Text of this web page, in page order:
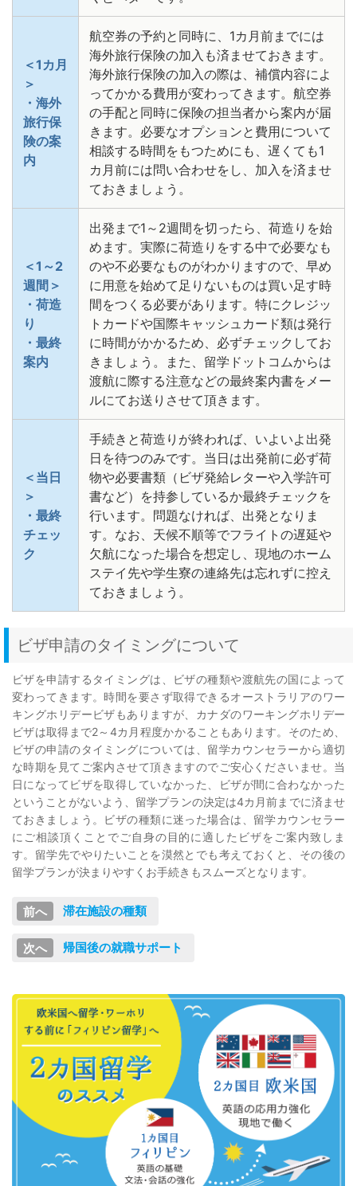
＜1カ月
＞
・海外
旅行保
険の案
内
航空券の予約と同時に、1カ月前までには
海外旅行保険の加入も済ませておきます。
海外旅行保険の加入の際は、補償内容によ
ってかかる費用が変わってきます。航空券
の手配と同時に保険の担当者から案内が届
きます。必要なオプションと費用について
相談する時間をもつためにも、遅くても1
カ月前には問い合わせをし、加入を済ませ
ておきましょう。
＜1～2
週間＞
・荷造
り
・最終
案内
出発まで1～2週間を切ったら、荷造りを始
めます。実際に荷造りをする中で必要なも
のや不必要なものがわかりますので、早め
に用意を始めて足りないものは買い足す時
間をつくる必要があります。特にクレジッ
トカードや国際キャッシュカード類は発行
に時間がかかるため、必ずチェックしてお
きましょう。また、留学ドットコムからは
渡航に際する注意などの最終案内書をメー
ルにてお送りさせて頂きます。
＜当日
＞
・最終
チェッ
ク
手続きと荷造りが終われば、いよいよ出発
日を待つのみです。当日は出発前に必ず荷
物や必要書類（ビザ発給レターや入学許可
書など）を持参しているか最終チェックを
行います。問題なければ、出発となりま
す。なお、天候不順等でフライトの遅延や
欠航になった場合を想定し、現地のホーム
ステイ先や学生寮の連絡先は忘れずに控え
ておきましょう。
ビザ申請のタイミングについて
ビザを申請するタイミングは、ビザの種類や渡航先の国によって
変わってきます。時間を要さず取得できるオーストラリアのワー
キングホリデービザもありますが、カナダのワーキングホリデー
ビザは取得まで2～4カ月程度かかることもあります。そのため、
ビザの申請のタイミングについては、留学カウンセラーから適切
な時期を見てご案内させて頂きますのでご安心くださいませ。当
日になってビザを取得していなかった、ビザが間に合わなかった
ということがないよう、留学プランの決定は4カ月前までに済ませ
ておきましょう。ビザの種類に迷った場合は、留学カウンセラー
にご相談頂くことでご自身の目的に適したビザをご案内致しま
す。留学先でやりたいことを漠然とでも考えておくと、その後の
留学プランが決まりやすくお手続きもスムーズとなります。
滞在施設の種類
帰国後の就職サポート